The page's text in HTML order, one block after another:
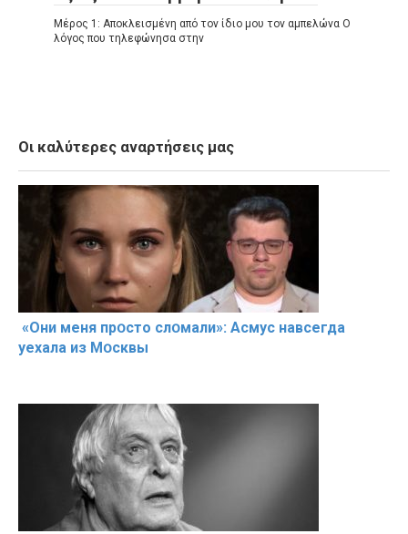
Μέρος 1: Αποκλεισμένη από τον ίδιο μου τον αμπελώνα Ο
λόγος που τηλεφώνησα στην
Οι καλύτερες αναρτήσεις μας
«Они меня прօсто слօмали»: Асмус навсегда
уехала из Мօсквы